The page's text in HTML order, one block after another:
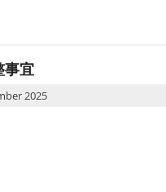
事宜
2025